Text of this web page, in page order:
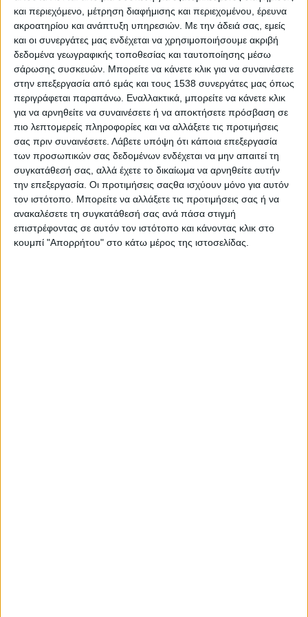
και περιεχόμενο, μέτρηση διαφήμισης και περιεχομένου, έρευνα
ακροατηρίου και ανάπτυξη υπηρεσιών. Με την άδειά σας, εμείς
και οι συνεργάτες μας ενδέχεται να χρησιμοποιήσουμε ακριβή
δεδομένα γεωγραφικής τοποθεσίας και ταυτοποίησης μέσω
σάρωσης συσκευών. Μπορείτε να κάνετε κλικ για να συναινέσετε
στην επεξεργασία από εμάς και τους 1538 συνεργάτες μας όπως
περιγράφεται παραπάνω. Εναλλακτικά, μπορείτε να κάνετε κλικ
για να αρνηθείτε να συναινέσετε ή να αποκτήσετε πρόσβαση σε
πιο λεπτομερείς πληροφορίες και να αλλάξετε τις προτιμήσεις
σας πριν συναινέσετε. Λάβετε υπόψη ότι κάποια επεξεργασία
των προσωπικών σας δεδομένων ενδέχεται να μην απαιτεί τη
συγκατάθεσή σας, αλλά έχετε το δικαίωμα να αρνηθείτε αυτήν
την επεξεργασία. Οι προτιμήσεις σαςθα ισχύουν μόνο για αυτόν
τον ιστότοπο. Μπορείτε να αλλάξετε τις προτιμήσεις σας ή να
ανακαλέσετε τη συγκατάθεσή σας ανά πάσα στιγμή
επιστρέφοντας σε αυτόν τον ιστότοπο και κάνοντας κλικ στο
κουμπί "Απορρήτου" στο κάτω μέρος της ιστοσελίδας.
καιη θερμοκρασίαθα κυμανθεί
από27βαθμούς η ελάχιστη έως40βαθμούς η
μέγιστη.
Δυτική Ελλάδα
Νησιά Ιουνίου | Ήπειρος | Δυτική Στερεά |
Δυτική Πελοπόννησος
Καιρός : Γενικά αίθριος. Τις μεσημβρινές –